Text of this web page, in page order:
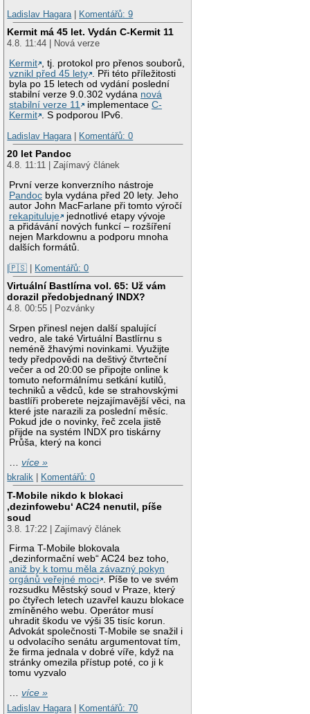
Ladislav Hagara | Komentářů: 9
Kermit má 45 let. Vydán C-Kermit 11
4.8. 11:44 | Nová verze
Kermit , tj. protokol pro přenos souborů,
vznikl před 45 lety . Při této příležitosti
byla po 15 letech od vydání poslední
stabilní verze 9.0.302 vydána nová
stabilní verze 11
implementaceC-
Kermit . S podporou IPv6.
Ladislav Hagara | Komentářů: 0
20 let Pandoc
4.8. 11:11 | Zajímavý článek
První verze konverzního nástroje
Pandoc byla vydána před 20 lety. Jeho
autor John MacFarlane při tomto výročí
rekapituluje
jednotlivé etapy vývoje
a přidávání nových funkcí – rozšíření
nejen Markdownu a podporu mnoha
dalších formátů.
|🇵🇸 | Komentářů: 0
Virtuální Bastlírna vol. 65: Už vám
dorazil předobjednaný INDX?
4.8. 00:55 | Pozvánky
Srpen přinesl nejen další spalující
vedro, ale také Virtuální Bastlírnu s
neméně žhavými novinkami. Využijte
tedy předpovědi na deštivý čtvrteční
večer a od 20:00 se připojte online k
tomuto neformálnímu setkání kutilů,
techniků a vědců, kde se strahovskými
bastlíři proberete nejzajímavější věci, na
které jste narazili za poslední měsíc.
Pokud jde o novinky, řeč zcela jistě
přijde na systém INDX pro tiskárny
Průša, který na konci
…více »
bkralik
Komentářů: 0
T-Mobile nikdo k blokaci
‚dezinfowebu‘ AC24 nenutil, píše
soud
3.8. 17:22 | Zajímavý článek
Firma T-Mobile blokovala
„dezinformační web“ AC24 bez toho,
aniž by k tomu měla závazný pokyn
orgánů veřejné moci . Píše to ve svém
rozsudku Městský soud v Praze, který
po čtyřech letech uzavřel kauzu blokace
zmíněného webu. Operátor musí
uhradit škodu ve výši 35 tisíc korun.
Advokát společnosti T-Mobile se snažil i
u odvolacího senátu argumentovat tím,
že firma jednala v dobré víře, když na
stránky omezila přístup poté, co ji k
tomu vyzvalo
…více »
Ladislav Hagara | Komentářů: 70